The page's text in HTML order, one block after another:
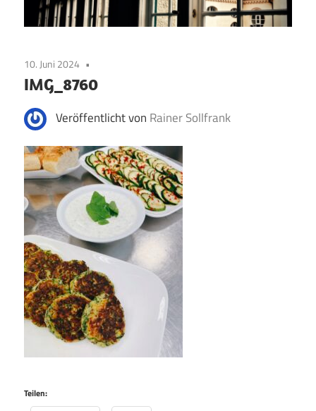
10. Juni 2024
IMG_8760
Veröffentlicht von Rainer Sollfrank
Teilen: